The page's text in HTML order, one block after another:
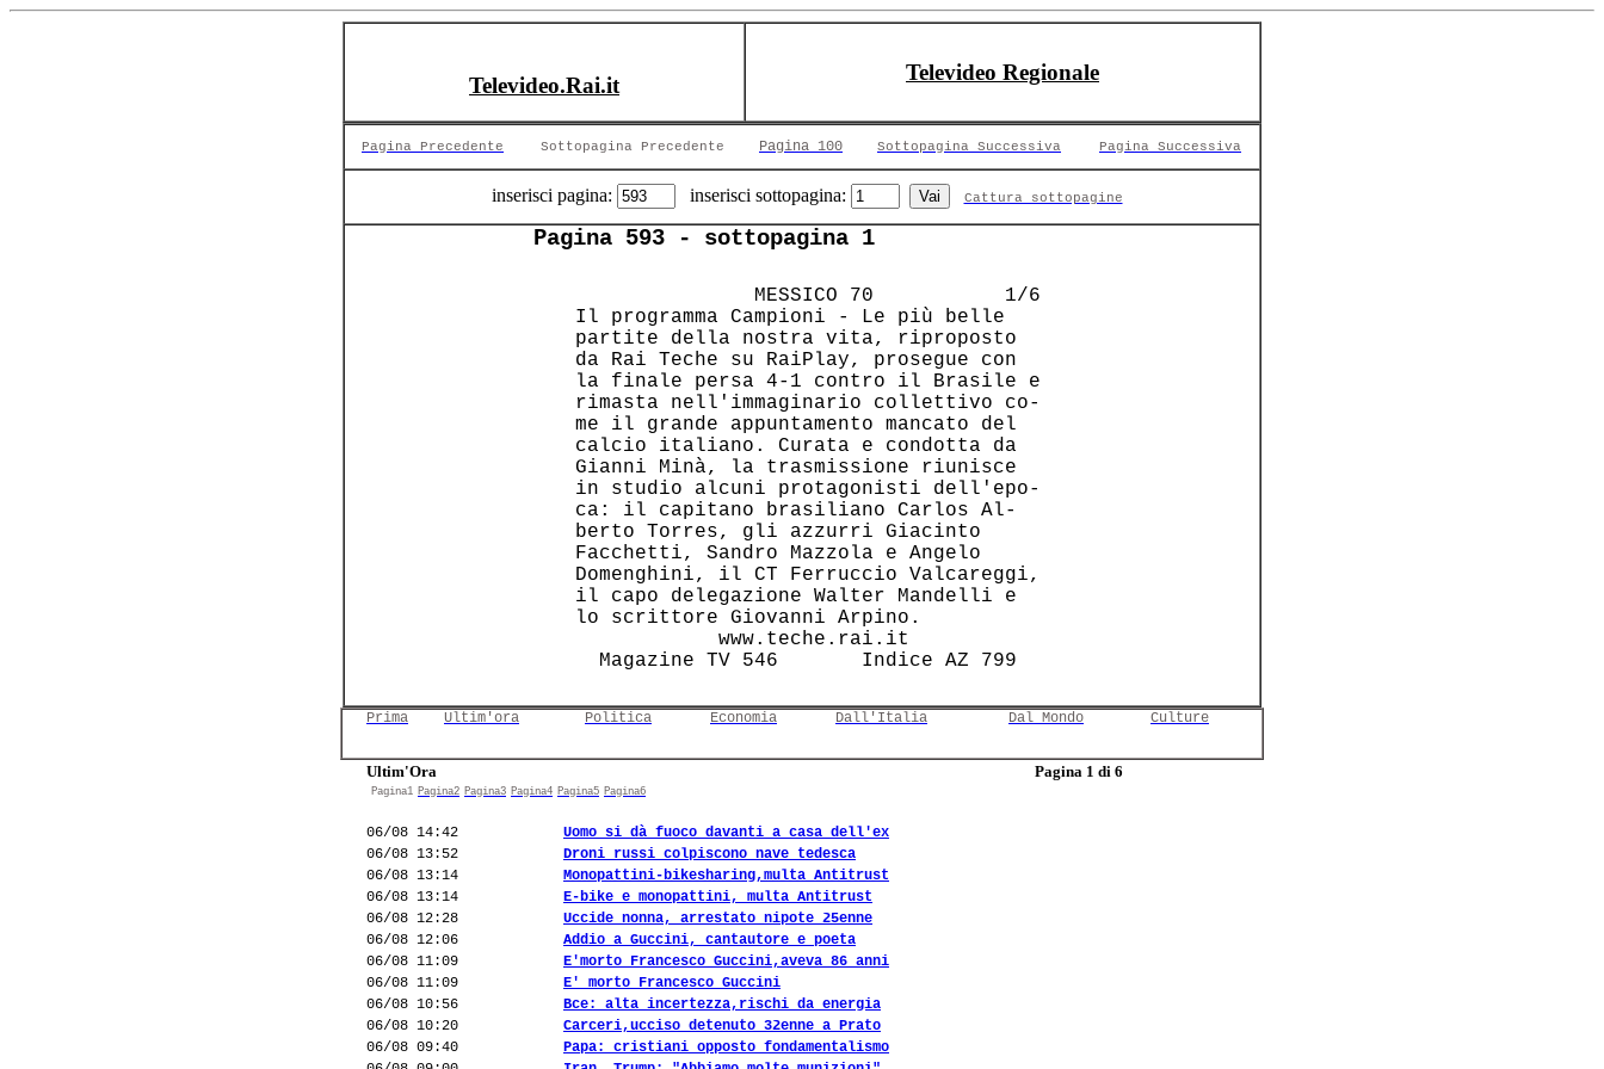
Televideo.Rai.it
Televideo Regionale
Pagina Precedente Sottopagina Precedente Pagina 100 Sottopagina Successiva Pagina Successiva
inserisci pagina: inserisci sottopagina: Cattura sottopagine
Pagina 593 - sottopagina 1
                MESSICO 70           1/6
Il programma Campioni - Le più belle
partite della nostra vita, riproposto
da Rai Teche su RaiPlay, prosegue con
la finale persa 4-1 contro il Brasile e
rimasta nell'immaginario collettivo co-
me il grande appuntamento mancato del
calcio italiano. Curata e condotta da
Gianni Minà, la trasmissione riunisce
in studio alcuni protagonisti dell'epo-
ca: il capitano brasiliano Carlos Al-
berto Torres, gli azzurri Giacinto
Facchetti, Sandro Mazzola e Angelo
Domenghini, il CT Ferruccio Valcareggi,
il capo delegazione Walter Mandelli e
lo scrittore Giovanni Arpino.
             www.teche.rai.it
Prima Ultim'ora Politica Economia Dall'Italia Dal Mondo Culture
Ultim'Ora Pagina 1 di 6
Pagina1 Pagina2 Pagina3 Pagina4 Pagina5 Pagina6
06/08 14:42
Uomo si dà fuoco davanti a casa dell'ex
06/08 13:52
Droni russi colpiscono nave tedesca
06/08 13:14
Monopattini-bikesharing,multa Antitrust
06/08 13:14
E-bike e monopattini, multa Antitrust
06/08 12:28
Uccide nonna, arrestato nipote 25enne
06/08 12:06
Addio a Guccini, cantautore e poeta
06/08 11:09
E'morto Francesco Guccini,aveva 86 anni
06/08 11:09
E' morto Francesco Guccini
06/08 10:56
Bce: alta incertezza,rischi da energia
06/08 10:20
Carceri,ucciso detenuto 32enne a Prato
06/08 09:40
Papa: cristiani opposto fondamentalismo